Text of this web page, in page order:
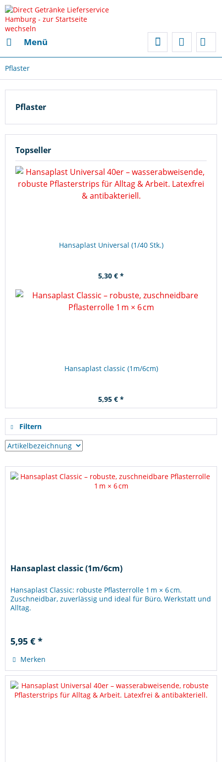
Menü
Pflaster
Pflaster
Topseller
Hansaplast Universal (1/40 Stk.)
5,30 € *
Hansaplast classic (1m/6cm)
5,95 € *
Filtern
Hansaplast classic (1m/6cm)
Hansaplast Classic: robuste Pflasterrolle 1 m × 6 cm.
Zuschneidbar, zuverlässig und ideal für Büro, Werkstatt und
Alltag.
5,95 € *
Merken